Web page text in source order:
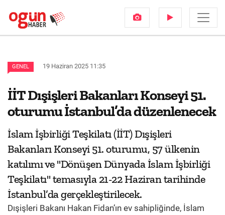
GENEL 19 Haziran 2025 11:35
İİT Dışişleri Bakanları Konseyi 51.
oturumu İstanbul’da düzenlenecek
İslam İşbirliği Teşkilatı (İİT) Dışişleri
Bakanları Konseyi 51. oturumu, 57 ülkenin
katılımı ve "Dönüşen Dünyada İslam İşbirliği
Teşkilatı" temasıyla 21-22 Haziran tarihinde
İstanbul’da gerçekleştirilecek.
Dışişleri Bakanı Hakan Fidan’ın ev sahipliğinde, İslam